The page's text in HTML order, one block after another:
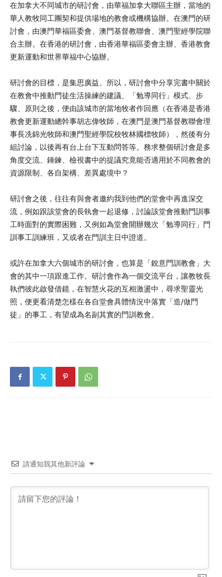
在加拿大不同城市的研討會，由華福加拿大聯區主辦，當地的
華人教牧同工團契和提供場地的教會或機構協辦。在澳門的研
討會，由澳門華福區委會、澳門基督教聯會、澳門聖經學院聯
合主辦。在香港的研討會，由香港華福區委會主辦、香港教會
更新運動和世界華福中心協辦。
研討會的目標，是集思廣益。所以，研討會中分享完書中關於
在教會中推動門徒生活操練的建議、「勉導同行」模式、步
驟、原則之後，便由該城市的當地牧者作回應（在香港是香港
教會更新運動總幹事胡志偉牧師，在澳門是澳門基督教聯會理
事長冼錦光牧師和澳門聖經學院校牧林國標牧師），然後有分
組討論，以後再有台上台下互動問答等。務求整個研討會是多
角度交流、錘鍊、檢視書中的提議究竟能否適用於不同教會的
資源限制、各自架構、差異處境中？
研討會之後，往往有與會者邀約我到他們的堂會中再進深交
流，例如跟該堂會的長執會一起退修，討論該堂會推動門訓事
工時面對的實際困難，又例如為堂會開辦幾次「勉導同行」門
訓事工訓練班，又或者在門訓主日中證道。
或許在加拿大六個城市的研討會，也算是「銳意門訓教會」大
會的其中一項跟進工作。研討會作為一個交流平台，讓教牧長
執們彼此啟發借鏡，在智慧火花的互相激盪中，尋求聖靈光
照，便更看清楚怎樣在各自堂會具體情況中落實「造/做門
徒」的事工，有望成為名副其實的門訓教會。
請通知我其他新評論